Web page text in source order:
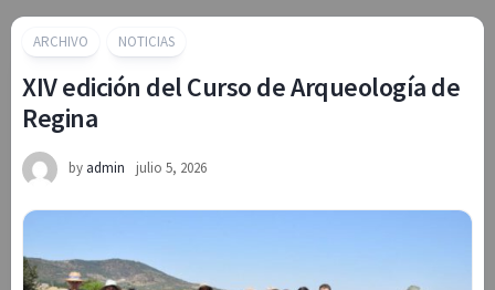
ARCHIVO NOTICIAS
XIV edición del Curso de Arqueología de
Regina
by admin julio 5, 2026